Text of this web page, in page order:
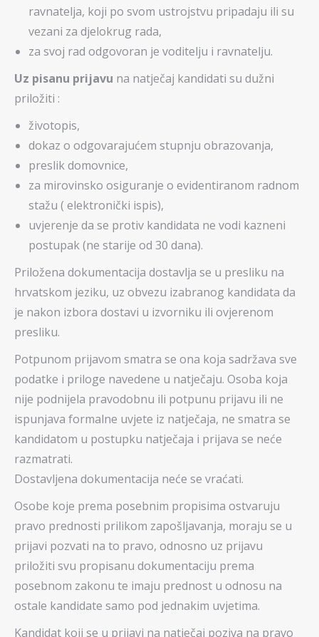
ravnatelja, koji po svom ustrojstvu pripadaju ili su
vezani za djelokrug rada,
za svoj rad odgovoran je voditelju i ravnatelju.
Uz pisanu prijavu na natječaj kandidati su dužni
priložiti :
životopis,
dokaz o odgovarajućem stupnju obrazovanja,
preslik domovnice,
za mirovinsko osiguranje o evidentiranom radnom
stažu ( elektronički ispis),
uvjerenje da se protiv kandidata ne vodi kazneni
postupak (ne starije od 30 dana).
Priložena dokumentacija dostavlja se u presliku na
hrvatskom jeziku, uz obvezu izabranog kandidata da
je nakon izbora dostavi u izvorniku ili ovjerenom
presliku.
Potpunom prijavom smatra se ona koja sadržava sve
podatke i priloge navedene u natječaju. Osoba koja
nije podnijela pravodobnu ili potpunu prijavu ili ne
ispunjava formalne uvjete iz natječaja, ne smatra se
kandidatom u postupku natječaja i prijava se neće
razmatrati.
Dostavljena dokumentacija neće se vraćati.
Osobe koje prema posebnim propisima ostvaruju
pravo prednosti prilikom zapošljavanja, moraju se u
prijavi pozvati na to pravo, odnosno uz prijavu
priložiti svu propisanu dokumentaciju prema
posebnom zakonu te imaju prednost u odnosu na
ostale kandidate samo pod jednakim uvjetima.
Kandidat koji se u prijavi na natječaj poziva na pravo